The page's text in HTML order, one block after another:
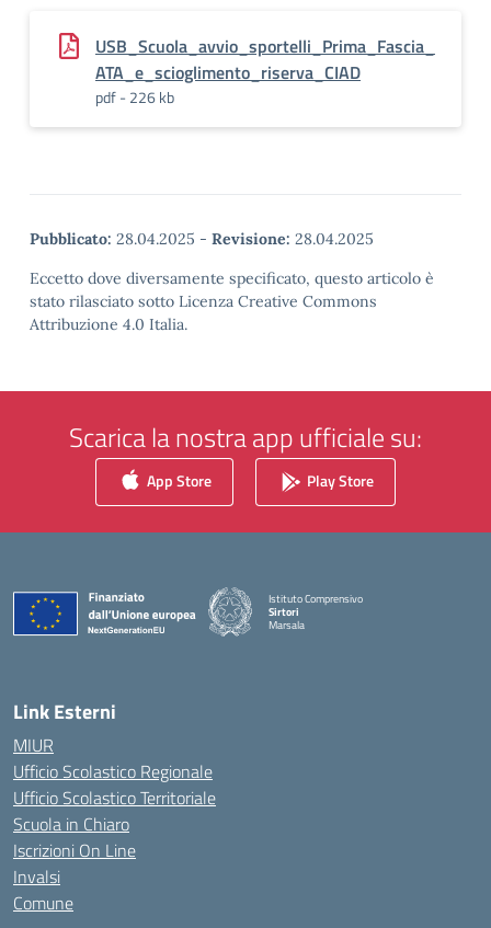
USB_Scuola_avvio_sportelli_Prima_Fascia_
ATA_e_scioglimento_riserva_CIAD
pdf - 226 kb
Pubblicato: 28.04.2025 - Revisione: 28.04.2025
Eccetto dove diversamente specificato, questo articolo è
stato rilasciato sotto Licenza Creative Commons
Attribuzione 4.0 Italia.
Scarica la nostra app ufficiale su:
App Store Play Store
Istituto Comprensivo
Sirtori
Marsala
Link Esterni
MIUR
Ufficio Scolastico Regionale
Ufficio Scolastico Territoriale
Scuola in Chiaro
Iscrizioni On Line
Invalsi
Comune